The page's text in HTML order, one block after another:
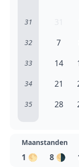
31
32 7
33 14
34 21
35 28
Maanstanden
1 🌕 8 🌗